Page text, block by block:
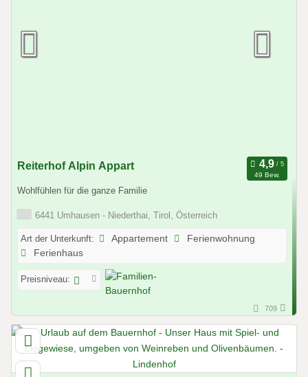
Reiterhof Alpin Appart
49 Bew.
Wohlfühlen für die ganze Familie
6441 Umhausen - Niederthai, Tirol, Österreich
Art der Unterkunft: Appartement
Ferienwohnung
Ferienhaus
Preisniveau:
709